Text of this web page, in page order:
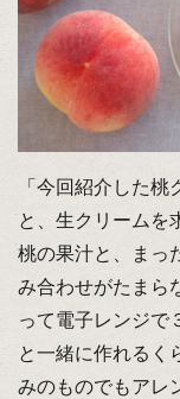
「今回紹介した
と、生クリームを
桃の果汁と、まっ
み合わせがたまら
って電子レンジで
と一緒に作れるく
みのものでもアレ